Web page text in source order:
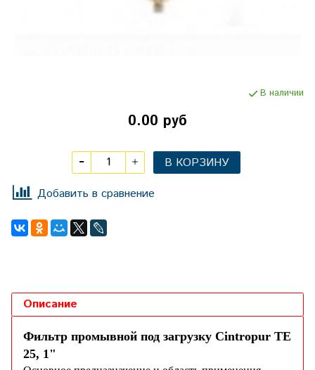
В наличии
0.00 руб
В КОРЗИНУ
Добавить в сравнение
Описание
Фильтр промывной под загрузку Cintropur TE
25, 1"